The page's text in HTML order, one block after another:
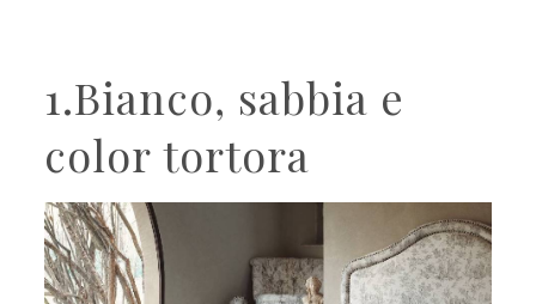
1.Bianco, sabbia e
color tortora